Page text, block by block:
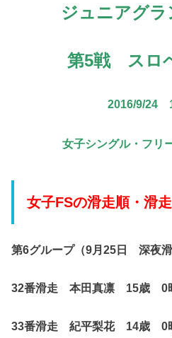
ジュニアグラ
第5戦 スロ
2016/9/24
女子シングル・フリ
女子FSの滑走順・滑
第6グループ（9月25日 深夜滑
32番滑走 本田真凛 15歳 0
33番滑走 紀平梨花 14歳 0